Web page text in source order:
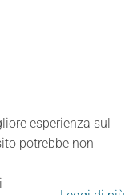
esperienza sul
potrebbe non